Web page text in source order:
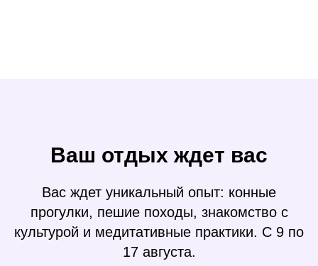
Ваш отдых ждет вас
Вас ждет уникальный опыт: конные
прогулки, пешие походы, знакомство с
культурой и медитативные практики. С 9 по
17 августа.